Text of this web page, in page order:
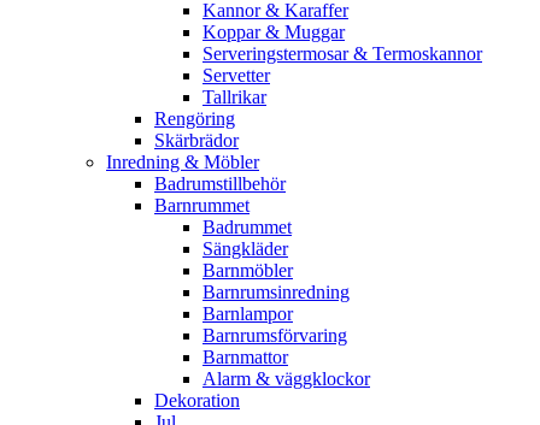
Kannor & Karaffer
Koppar & Muggar
Serveringstermosar & Termoskannor
Servetter
Tallrikar
Rengöring
Skärbrädor
Inredning & Möbler
Badrumstillbehör
Barnrummet
Badrummet
Sängkläder
Barnmöbler
Barnrumsinredning
Barnlampor
Barnrumsförvaring
Barnmattor
Alarm & väggklockor
Dekoration